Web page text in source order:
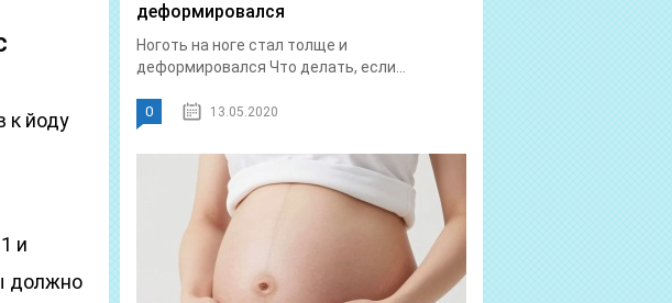
к йоду
и
должно
деформировался
Ноготь на ноге стал толще и
деформировался Что делать, если...
0 13.05.2020